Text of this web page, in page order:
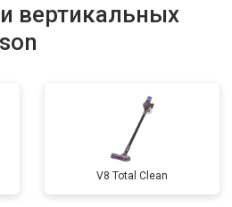
вертикальных
V8 Total Clean